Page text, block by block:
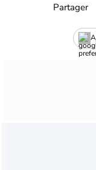
Partager